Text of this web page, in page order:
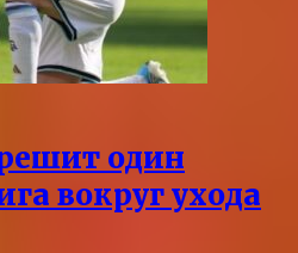
один
вокруг ухода